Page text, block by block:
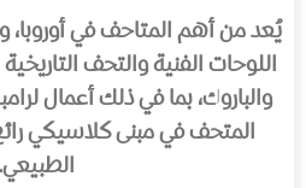
يُعد من أهم المتاحف في
اللوحات الفنية والتحف
والباروك، بما في ذلك أعمال
المتحف في مبنى كلاسيكي
الطبيعي.